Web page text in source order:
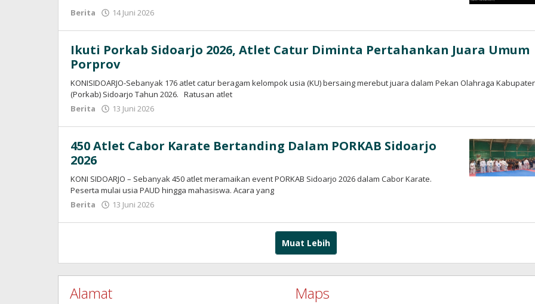
Berita 14 Juni 2026
Ikuti Porkab Sidoarjo 2026, Atlet Catur Diminta Pertahankan Juara Umum
Porprov
KONISIDOARJO-Sebanyak 176 atlet catur beragam kelompok usia (KU) bersaing merebut juara dalam Pekan Olahraga
(Porkab) Sidoarjo Tahun 2026. Ratusan atlet
Berita
13 Juni 2026
450 Atlet Cabor Karate Bertanding Dalam PORKAB Sidoarjo
2026
KONI SIDOARJO – Sebanyak 450 atlet meramaikan event PORKAB Sidoarjo 2026 dalam Cabor Karate.
Peserta mulai usia PAUD hingga mahasiswa. Acara yang
Berita
13 Juni 2026
Muat Lebih
Alamat Maps